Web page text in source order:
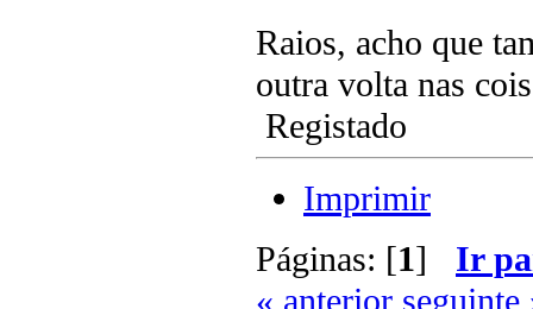
Raios, acho que
outra volta nas
Registado
Imprimir
Páginas: [1] Ir
« anterior seguinte